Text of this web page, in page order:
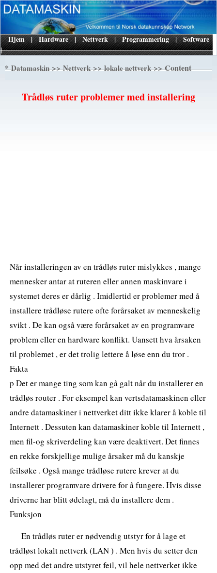
|
Hjem | Hardware | Nettverk | Programmering | Software
*Datamaskin>>Nettverk>>lokale nettverk>> Content
Trådløs ruter problemer med installering
Når installeringen av en trådløs ruter mislykkes , mange
mennesker antar at ruteren eller annen maskinvare i
systemet deres er dårlig . Imidlertid er problemer med å
installere trådløse rutere ofte forårsaket av menneskelig
svikt . De kan også være forårsaket av en programvare
problem eller en hardware konflikt. Uansett hva årsaken
til problemet , er det trolig lettere å løse enn du tror .
Fakta
p Det er mange ting som kan gå galt når du installerer en
trådløs router . For eksempel kan vertsdatamaskinen eller
andre datamaskiner i nettverket ditt ikke klarer å koble til
Internett . Dessuten kan datamaskiner koble til Internett ,
men fil-og skriverdeling kan være deaktivert. Det finnes
en rekke forskjellige mulige årsaker må du kanskje
feilsøke . Også mange trådløse rutere krever at du
installerer programvare drivere for å fungere. Hvis disse
driverne har blitt ødelagt, må du installere dem .
Funksjon
En trådløs ruter er nødvendig utstyr for å lage et
trådløst lokalt nettverk (LAN ) . Men hvis du setter den
opp med det andre utstyret feil, vil hele nettverket ikke